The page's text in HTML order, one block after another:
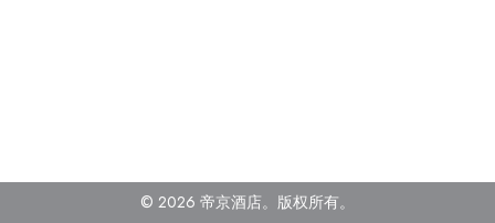
© 2026 帝京酒店。 版权所有。